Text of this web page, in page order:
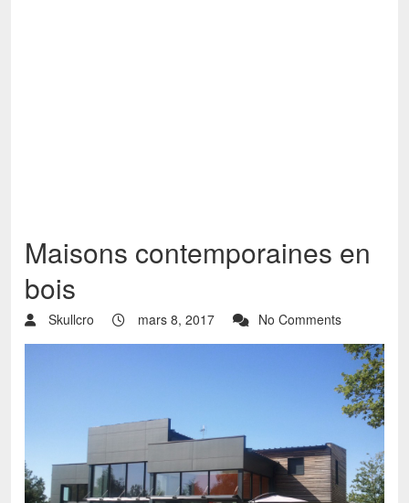
Maisons contemporaines en
bois
Skullcro mars 8, 2017 No Comments